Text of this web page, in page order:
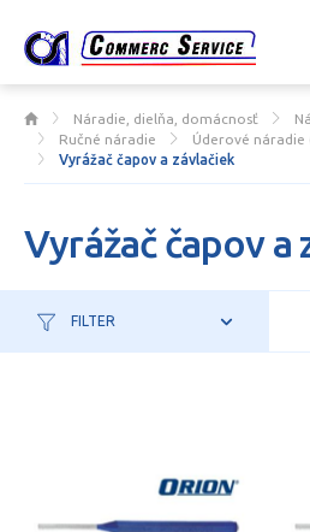
Náradie, dielňa, domácnosť
Ručné náradie
Úderové náradie
Vyrážač čapov a závlačiek
Vyrážač čapov a
FILTER